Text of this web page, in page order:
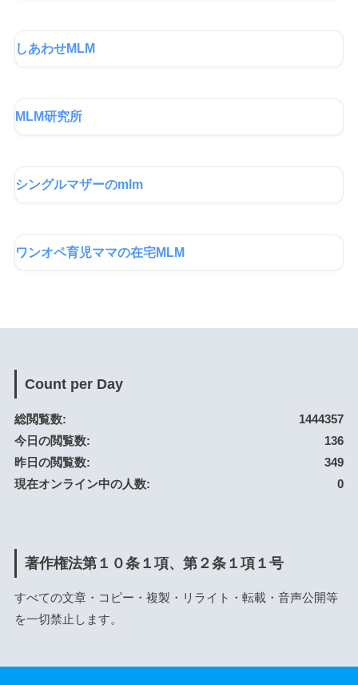
しあわせMLM
MLM研究所
シングルマザーのmlm
ワンオペ育児ママの在宅MLM
Count per Day
1444357
総閲覧数:
136
今日の閲覧数:
349
昨日の閲覧数:
0
現在オンライン中の人数:
著作権法第１０条１項、第２条１項１号
すべての文章・コピー・複製・リライト・転載・音声公開等
を一切禁止します。